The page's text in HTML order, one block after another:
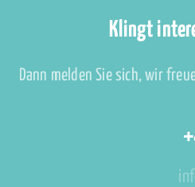
Klingt
Dann melden Sie sich, wir